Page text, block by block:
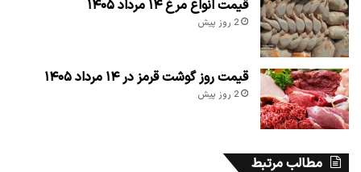
قیمت انواع مرغ ۱۴ مرداد ۱۴۰۵
2 روز پیش
قیمت روز گوشت قرمز در ۱۴ مرداد ۱۴۰۵
2 روز پیش
مطالب مرتبط